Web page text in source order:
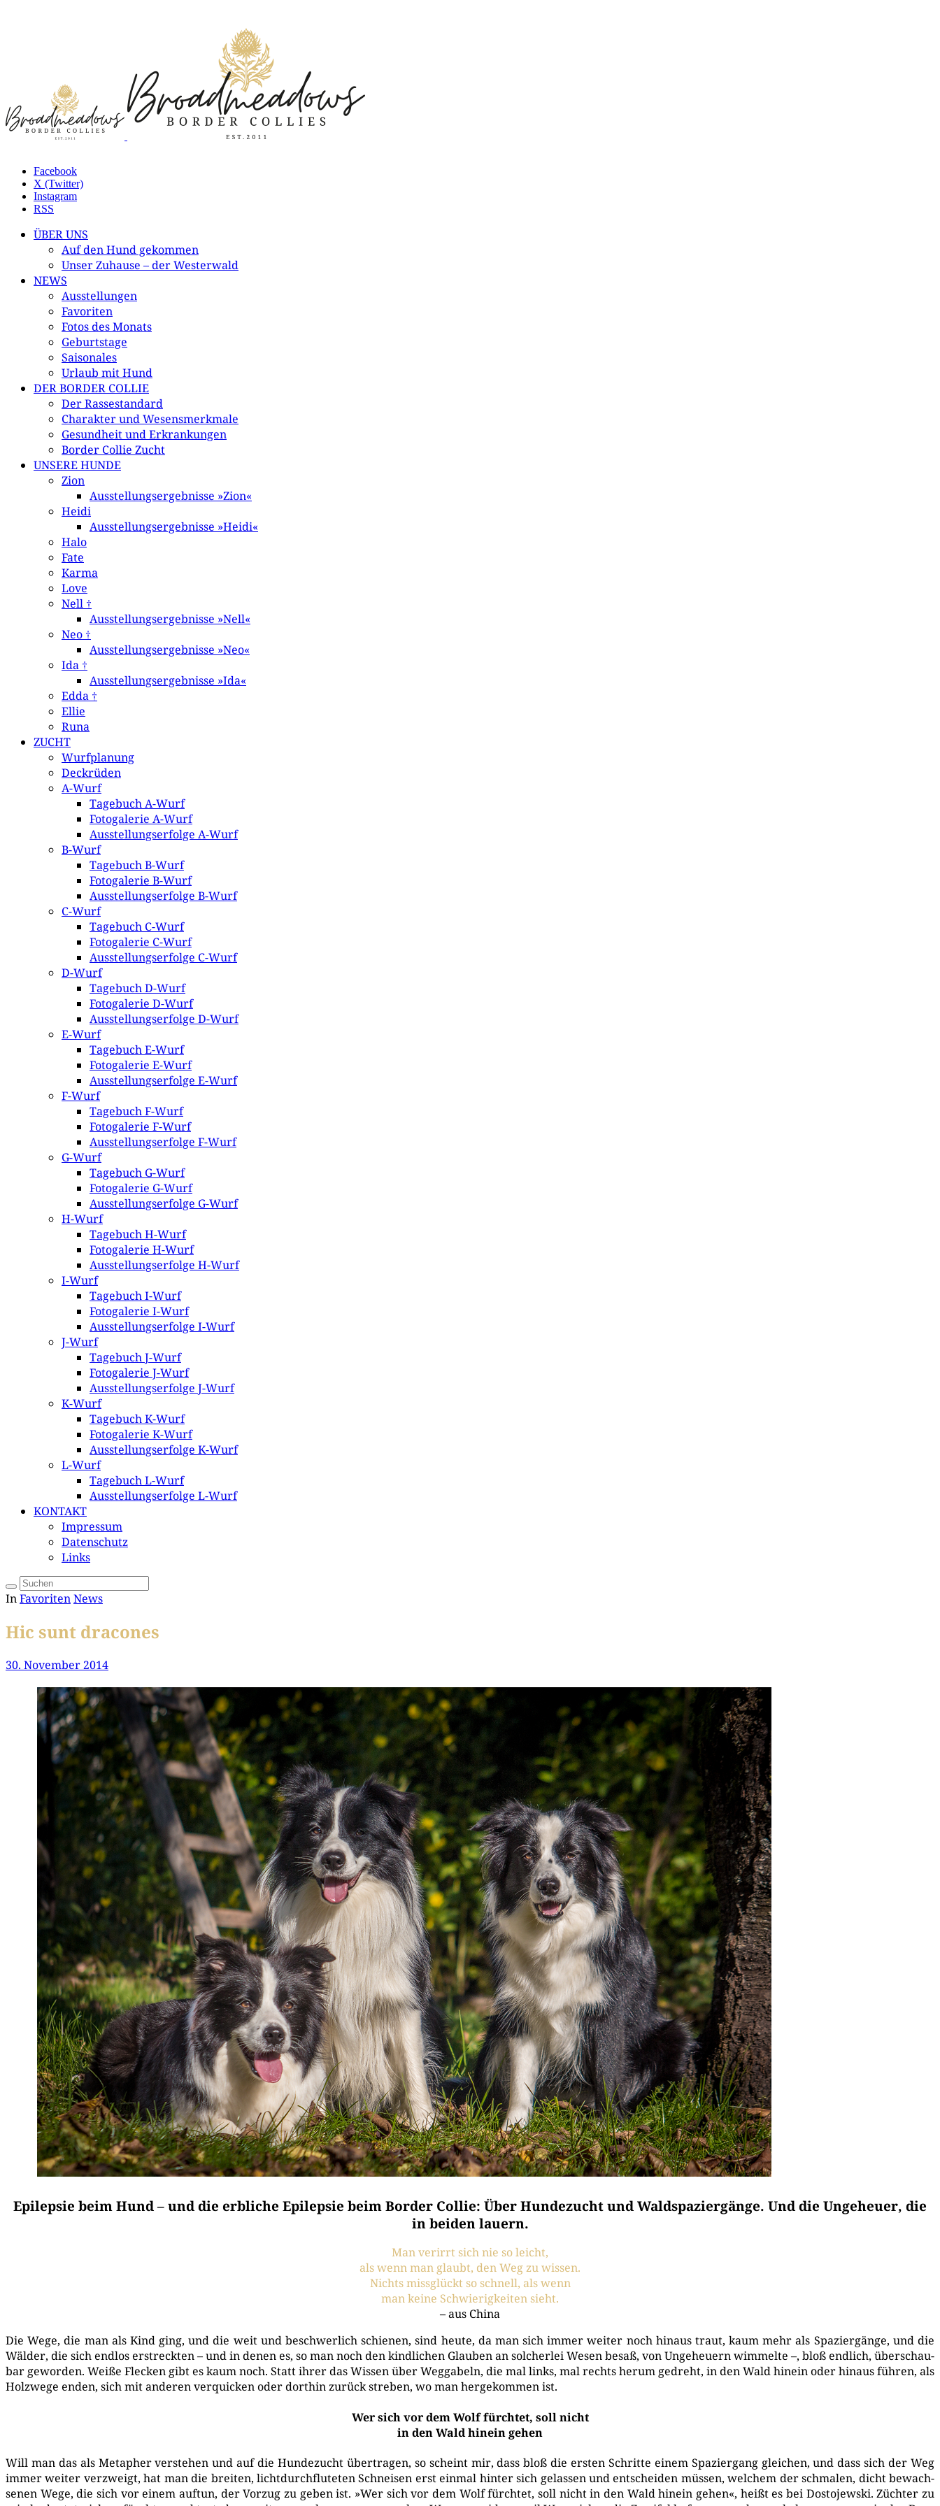
Facebook
X (Twitter)
Instagram
RSS
ÜBER UNS
Auf den Hund gekommen
Unser Zuhause – der Westerwald
NEWS
Ausstellungen
Favoriten
Fotos des Monats
Geburtstage
Saisonales
Urlaub mit Hund
DER BORDER COLLIE
Der Rassestandard
Charakter und Wesensmerkmale
Gesundheit und Erkrankungen
Border Collie Zucht
UNSERE HUNDE
Zion
Ausstellungsergebnisse »Zion«
Heidi
Ausstellungsergebnisse »Heidi«
Halo
Fate
Karma
Love
Nell †
Ausstellungsergebnisse »Nell«
Neo †
Ausstellungsergebnisse »Neo«
Ida †
Ausstellungsergebnisse »Ida«
Edda †
Ellie
Runa
ZUCHT
Wurfplanung
Deckrüden
A-Wurf
Tagebuch A-Wurf
Fotogalerie A-Wurf
Ausstellungserfolge A-Wurf
B-Wurf
Tagebuch B-Wurf
Fotogalerie B-Wurf
Ausstellungserfolge B-Wurf
C-Wurf
Tagebuch C-Wurf
Fotogalerie C-Wurf
Ausstellungserfolge C-Wurf
D-Wurf
Tagebuch D-Wurf
Fotogalerie D-Wurf
Ausstellungserfolge D-Wurf
E-Wurf
Tagebuch E-Wurf
Fotogalerie E-Wurf
Ausstellungserfolge E-Wurf
F-Wurf
Tagebuch F-Wurf
Fotogalerie F-Wurf
Ausstellungserfolge F-Wurf
G-Wurf
Tagebuch G-Wurf
Fotogalerie G-Wurf
Ausstellungserfolge G-Wurf
H-Wurf
Tagebuch H-Wurf
Fotogalerie H-Wurf
Ausstellungserfolge H-Wurf
I-Wurf
Tagebuch I-Wurf
Fotogalerie I-Wurf
Ausstellungserfolge I-Wurf
J-Wurf
Tagebuch J-Wurf
Fotogalerie J-Wurf
Ausstellungserfolge J-Wurf
K-Wurf
Tagebuch K-Wurf
Fotogalerie K-Wurf
Ausstellungserfolge K-Wurf
L-Wurf
Tagebuch L-Wurf
Ausstellungserfolge L-Wurf
KONTAKT
Impressum
Datenschutz
Links
InFavoritenNews
Hic sunt dracones
30. November 2014
Epilepsie beim Hund – und die erbliche Epilepsie beim Border Collie: Über Hundezucht und Waldspaziergänge. Und die Ungeheuer, die
in beiden lauern.
Man ver­irrt sich nie so leicht,
als wenn man glaubt, den Weg zu wissen.
Nichts miss­glückt so schnell, als wenn
man kei­ne Schwie­rig­kei­ten sieht.
– aus China
Die Wege, die man als Kind ging, und die weit und beschwer­lich schie­nen, sind heu­te, da man sich immer wei­ter noch hin­aus traut, kaum mehr als Spa­zier­gän­ge, und die
Wäl­der, die sich end­los erstreck­ten – und in denen es, so man noch den kind­li­chen Glau­ben an sol­cher­lei Wesen besaß, von Unge­heu­ern wim­mel­te –, bloß end­lich, über­schau­
bar gewor­den. Wei­ße Fle­cken gibt es kaum noch. Statt ihrer das Wis­sen über Weg­ga­beln, die mal links, mal rechts her­um gedreht, in den Wald hin­ein oder hin­aus füh­ren, als
Holz­we­ge enden, sich mit ande­ren ver­qui­cken oder dort­hin zurück stre­ben, wo man her­ge­kom­men ist.
Wer sich vor dem Wolf fürchtet, soll nicht
in den Wald hinein gehen
Will man das als Meta­pher ver­ste­hen und auf die Hun­de­zucht über­tra­gen, so scheint mir, dass bloß die ers­ten Schrit­te einem Spa­zier­gang glei­chen, und dass sich der Weg
immer wei­ter ver­zweigt, hat man die brei­ten, licht­durch­flu­te­ten Schnei­sen erst ein­mal hin­ter sich gelas­sen und ent­schei­den müs­sen, wel­chem der schma­len, dicht bewach­
se­nen Wege, die sich vor einem auf­tun, der Vor­zug zu geben ist. »Wer sich vor dem Wolf fürch­tet, soll nicht in den Wald hin­ein gehen«, heißt es bei Dos­to­jew­ski. Züch­ter zu